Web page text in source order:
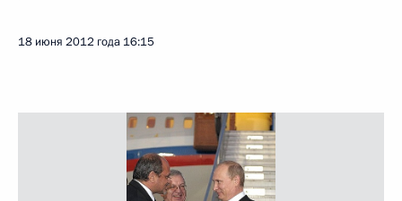
18 июня 2012 года 16:15